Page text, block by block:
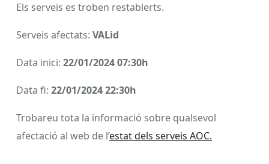
Els serveis es troben restablerts.
Serveis afectats: VALid
Data inici: 22/01/2024 07:30h
Data fi: 22/01/2024 22:30h
Trobareu tota la informació sobre qualsevol
afectació al web de l’estat dels serveis AOC.